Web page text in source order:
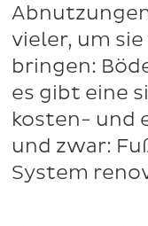
vieler, um
bringen:
es gibt eine
kosten- und
und zwar:
System